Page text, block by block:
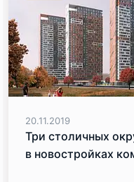
20.11.2019
Три столичных
в новостройках